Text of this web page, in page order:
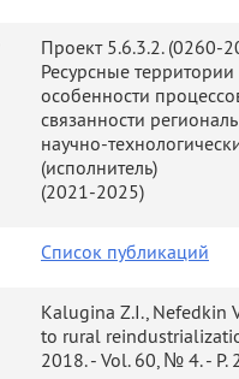
Проект 5.6.3.2. (0260-
Ресурсные
особенности
связанности
научно-
(исполнитель)
(2021-2025)
Список публикаций
Kalugina Z.I., Nefedkin
to rural
2018. - Vol. 60, № 4. - P.